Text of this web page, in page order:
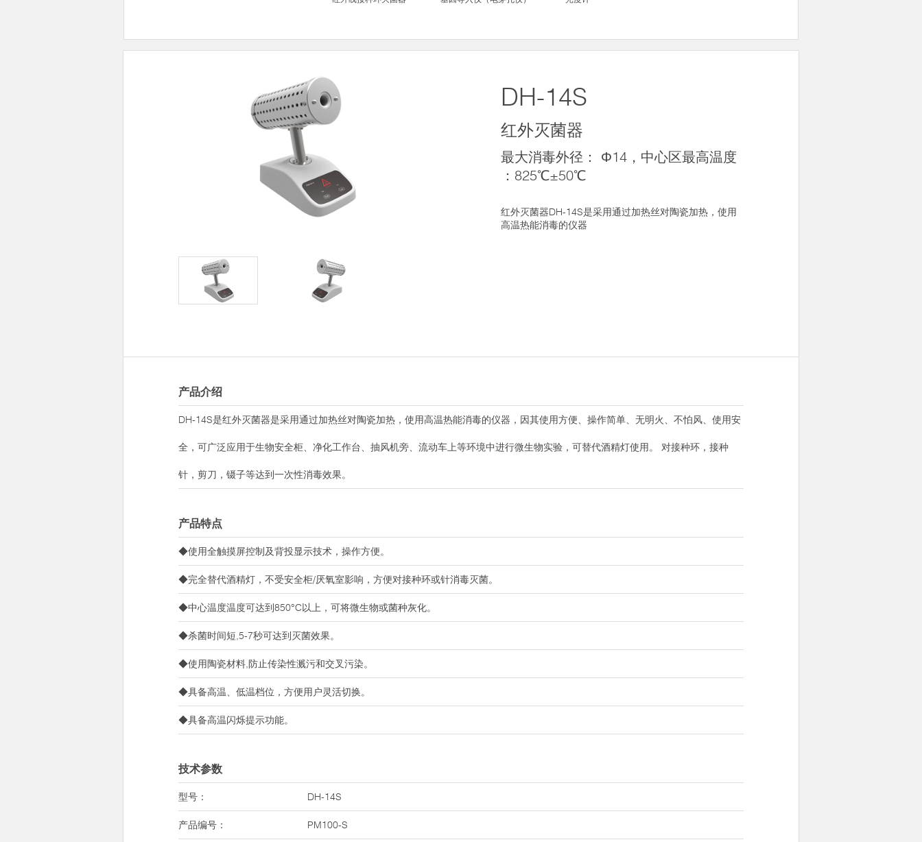
DH-14S
红外灭菌器
最大消毒外径： Φ14，中心区最高温度
：825℃±50℃
红外灭菌器DH-14S是采用通过加热丝对陶瓷加热，使用
高温热能消毒的仪器
产品介绍
DH-14S是红外灭菌器是采用通过加热丝对陶瓷加热，使用高温热能消毒的仪器，因其使用方便、操作简单、无明火、不怕风、使用安
全，可广泛应用于生物安全柜、净化工作台、抽风机旁、流动车上等环境中进行微生物实验，可替代酒精灯使用。 对接种环，接种
针，剪刀，镊子等达到一次性消毒效果。
产品特点
◆使用全触摸屏控制及背投显示技术，操作方便。
◆完全替代酒精灯，不受安全柜/厌氧室影响，方便对接种环或针消毒灭菌。
◆中心温度温度可达到850°C以上，可将微生物或菌种灰化。
◆杀菌时间短,5-7秒可达到灭菌效果。
◆使用陶瓷材料,防止传染性溅污和交叉污染。
◆具备高温、低温档位，方便用户灵活切换。
◆具备高温闪烁提示功能。
技术参数
型号： DH-14S
产品编号： PM100-S